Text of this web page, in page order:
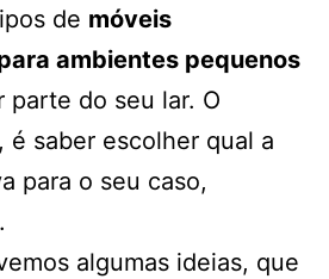
de móveis
ambientes pequenos
parte do seu lar. O
é saber escolher qual a
para o seu caso,
algumas ideias, que